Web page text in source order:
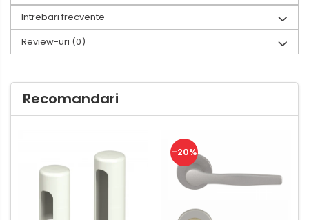
Intrebari frecvente
Review-uri (0)
Recomandari
-20%